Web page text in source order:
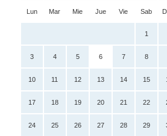
Lun Mar Mie Jue Vie Sab
1
3 4 5 6 7 8
10 11 12 13 14 15
17 18 19 20 21 22
24 25 26 27 28 29